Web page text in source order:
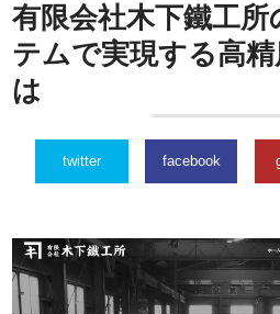
有限会社木下鐵工所
テムで実現する高
は
twitter facebook